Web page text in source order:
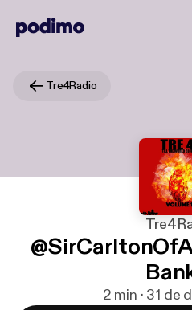
Tre4Radio
2 min · 31 de